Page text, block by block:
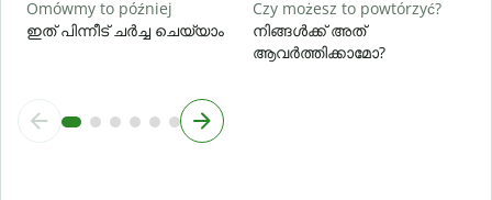
Omówmy to później
ഇത് പിന്നീട് ചർച്ച ചെയ്യാം
Czy możesz to powtórzyć?
നിങ്ങൾക്ക് അത്
ആവർത്തിക്കാമോ?